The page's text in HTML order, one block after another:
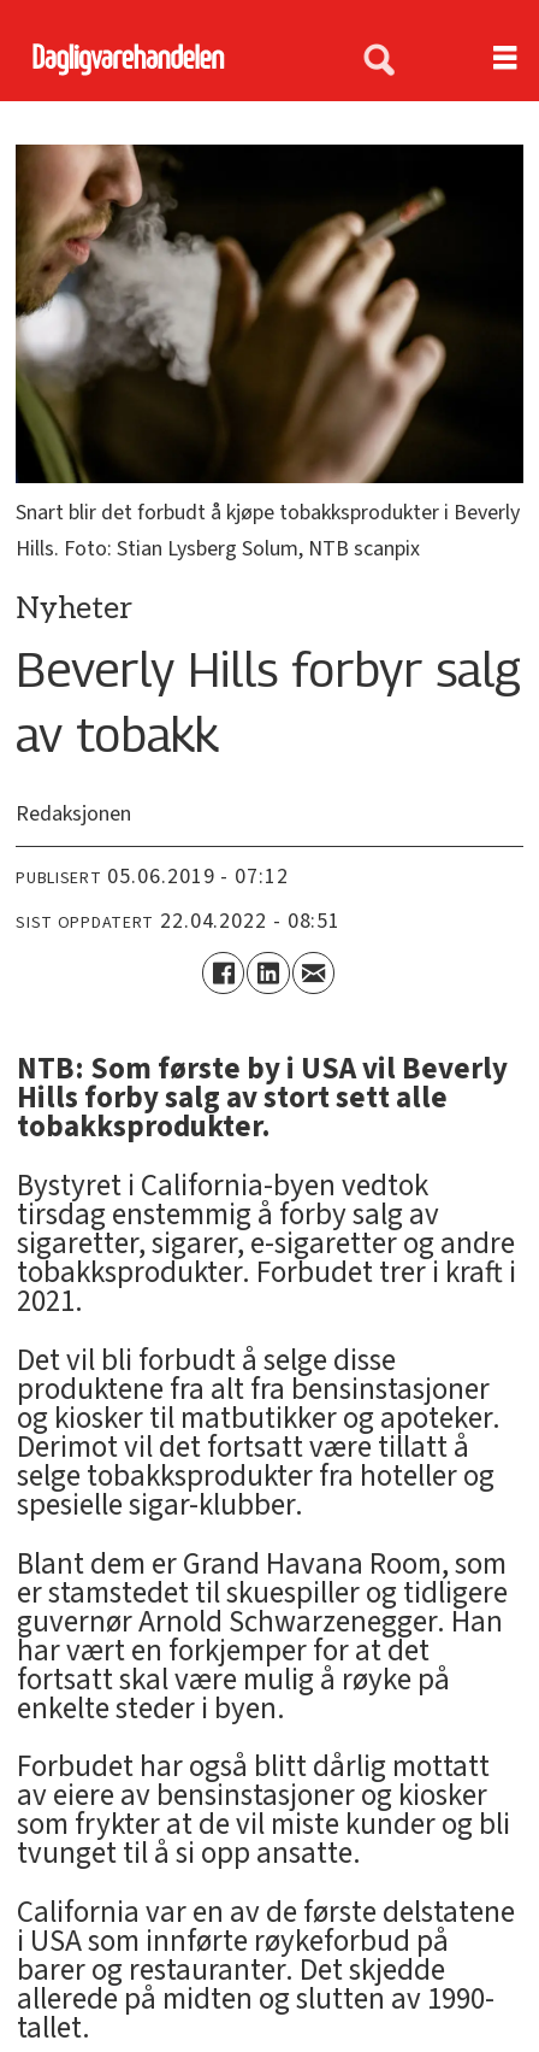
Snart blir det forbudt å kjøpe tobakksprodukter i Beverly
Hills. Foto: Stian Lysberg Solum, NTB scanpix
Nyheter
Beverly Hills forbyr salg
av tobakk
Redaksjonen
PUBLISERT 05.06.2019 - 07:12
SIST OPPDATERT 22.04.2022 - 08:51
NTB: Som første by i USA vil Beverly
Hills forby salg av stort sett alle
tobakksprodukter.
Bystyret i California-byen vedtok
tirsdag enstemmig å forby salg av
sigaretter, sigarer, e-sigaretter og andre
tobakksprodukter. Forbudet trer i kraft i
2021.
Det vil bli forbudt å selge disse
produktene fra alt fra bensinstasjoner
og kiosker til matbutikker og apoteker.
Derimot vil det fortsatt være tillatt å
selge tobakksprodukter fra hoteller og
spesielle sigar-klubber.
Blant dem er Grand Havana Room, som
er stamstedet til skuespiller og tidligere
guvernør Arnold Schwarzenegger. Han
har vært en forkjemper for at det
fortsatt skal være mulig å røyke på
enkelte steder i byen.
Forbudet har også blitt dårlig mottatt
av eiere av bensinstasjoner og kiosker
som frykter at de vil miste kunder og bli
tvunget til å si opp ansatte.
California var en av de første delstatene
i USA som innførte røykeforbud på
barer og restauranter. Det skjedde
allerede på midten og slutten av 1990-
tallet.